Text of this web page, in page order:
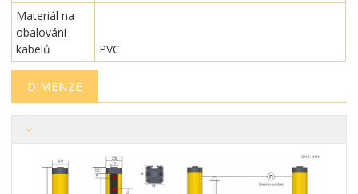
Materiál na
obalování
kabelů
PVC
DIMENZE